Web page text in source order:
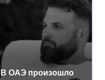
В ОАЭ произошло